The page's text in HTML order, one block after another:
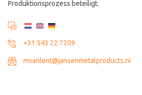
Produktionsprozess beteiligt.
+31 543 22 7209
mvanlent@jansenmetalproducts.nl